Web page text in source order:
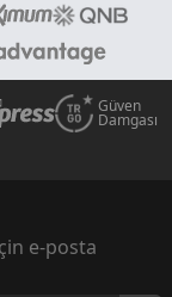
Güven
Damgası
e-posta